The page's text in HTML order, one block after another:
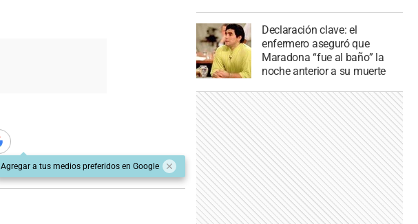
Agregar a tus medios preferidos en Google
Declaración clave: el
enfermero aseguró que
Maradona “fue al baño” la
noche anterior a su muerte